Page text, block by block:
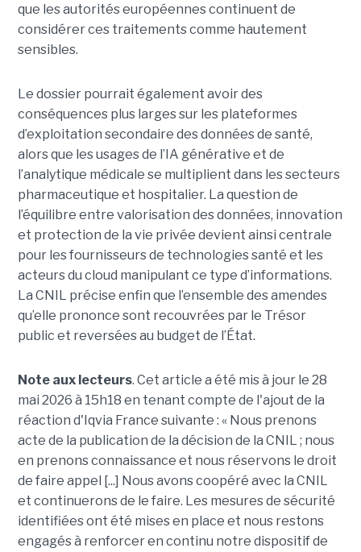
que les autorités européennes continuent de
considérer ces traitements comme hautement
sensibles.
Le dossier pourrait également avoir des
conséquences plus larges sur les plateformes
d’exploitation secondaire des données de santé,
alors que les usages de l’IA générative et de
l’analytique médicale se multiplient dans les secteurs
pharmaceutique et hospitalier. La question de
l’équilibre entre valorisation des données, innovation
et protection de la vie privée devient ainsi centrale
pour les fournisseurs de technologies santé et les
acteurs du cloud manipulant ce type d’informations.
La CNIL précise enfin que l’ensemble des amendes
qu’elle prononce sont recouvrées par le Trésor
public et reversées au budget de l’État.
Note aux lecteurs. Cet article a été mis à jour le 28
mai 2026 à 15h18 en tenant compte de l'ajout de la
réaction d'Iqvia France suivante : « Nous prenons
acte de la publication de la décision de la CNIL ; nous
en prenons connaissance et nous réservons le droit
de faire appel [...] Nous avons coopéré avec la CNIL
et continuerons de le faire. Les mesures de sécurité
identifiées ont été mises en place et nous restons
engagés à renforcer en continu notre dispositif de